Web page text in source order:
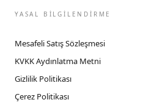
YASAL BİLGİLENDİRME
Mesafeli Satış Sözleşmesi
KVKK Aydınlatma Metni
Gizlilik Politikası
Çerez Politikası